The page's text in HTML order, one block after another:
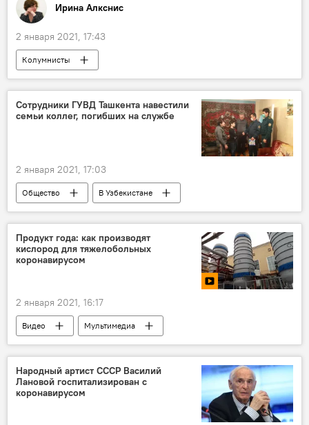
Ирина Алкснис
2 января 2021, 17:43
Колумнисты
Сотрудники ГУВД Ташкента навестили
семьи коллег, погибших на службе
2 января 2021, 17:03
Общество
В Узбекистане
ГУВД Ташкента
погибшие
Продукт года: как производят
кислород для тяжелобольных
коронавирусом
2 января 2021, 16:17
Видео Мультимедиа
Народный артист СССР Василий
Лановой госпитализирован с
коронавирусом